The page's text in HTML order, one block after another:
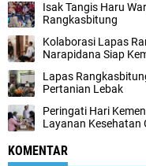
Isak Tangis Haru
Rangkasbitung
Kolaborasi Lapas
Narapidana Siap
Lapas
Pertanian Lebak
Peringati Hari
Layanan Kesehatan
KOMENTAR